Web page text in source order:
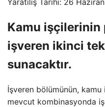
Yaratılış Tarihi: 26
Kamu işçilerinin
işveren ikinci
sunacaktır.
İşveren bölümünün,
mevcut kombinasyonda